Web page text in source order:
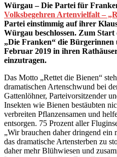
Würgau – Die Partei für
Volksbegehren Artenvielfalt –
Partei einstimmig auf ihrer
Würgau beschlossen. Zum Start
„Die Franken“ die Bürgerinnen
Februar 2019 in ihren
einzutragen.
Das Motto „Rettet die Bienen“
dramatischen Artenschwund bei
Gattenlöhner, Parteivorsitzender
Insekten wie Bienen bestäubten
verbreiten Pflanzensamen und
entsorgen. 75 Prozent aller
„Wir brauchen daher dringend ein
das dramatische Artensterben zu
daher mehr Blühwiesen und